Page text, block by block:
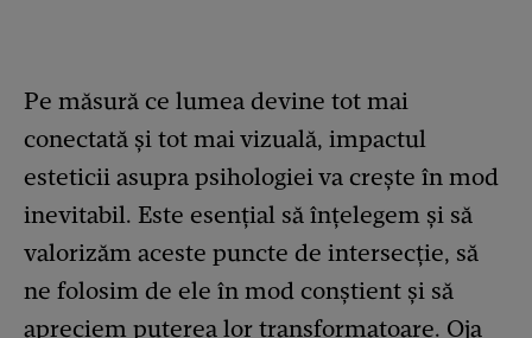
Pe măsură ce lumea devine tot mai
conectată și tot mai vizuală, impactul
esteticii asupra psihologiei va crește în mod
inevitabil. Este esențial să înțelegem și să
valorizăm aceste puncte de intersecție, să
ne folosim de ele în mod conștient și să
apreciem puterea lor transformatoare. Oja